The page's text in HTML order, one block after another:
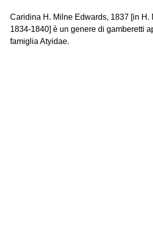
Caridina H. Milne Edwards, 1837 [in H.
1834-1840] è un genere di gamberetti
famiglia Atyidae.